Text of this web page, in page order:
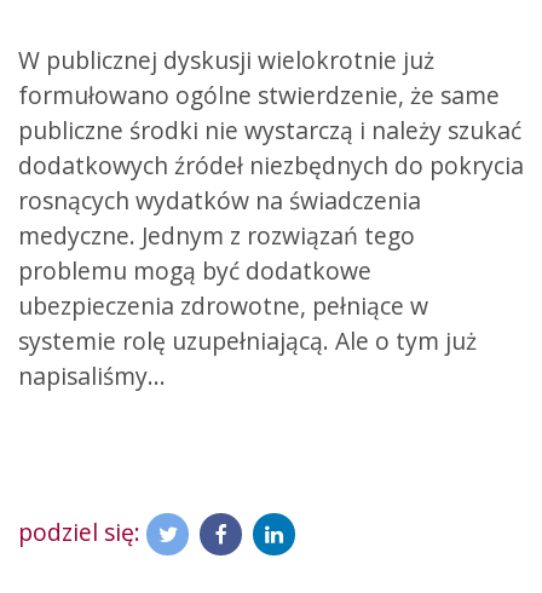
W publicznej dyskusji wielokrotnie już
formułowano ogólne stwierdzenie, że same
publiczne środki nie wystarczą i należy szukać
dodatkowych źródeł niezbędnych do pokrycia
rosnących wydatków na świadczenia
medyczne. Jednym z rozwiązań tego
problemu mogą być dodatkowe
ubezpieczenia zdrowotne, pełniące w
systemie rolę uzupełniającą. Ale o tym już
napisaliśmy…
podziel się: